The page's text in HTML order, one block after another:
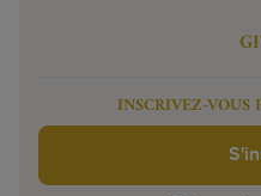
INSCRIVEZ-VOUS